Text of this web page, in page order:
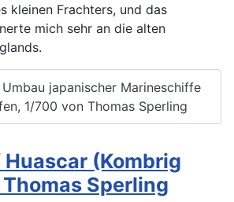
kleinen Frachters, und das
mich sehr an die alten
japanischer Marineschiffe
1/700 von Thomas Sperling
(Kombrig
Sperling